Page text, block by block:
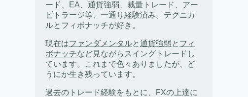
ード、EA、通貨強弱、裁量トレード、アー
ビトラージ等、一通り経験済み。テクニカ
ルとフィボナッチが好き。
現在はファンダメンタルと通貨強弱と フィ
ボナッチなど見ながらスイングトレードし
ています。これまで色々ありましたが、ど
うにか生き残っています。
過去のトレード経験をもとに、FXの上達に